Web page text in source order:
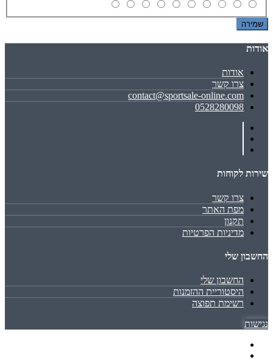
שמירה
אודות
אודות
צרו קשר
contact@sportsale-online.com
0528280098
שירות לקוחות
צרו קשר
מפת האתר
תקנון
מדיניות הפרטיות
החשבון שלי
החשבון שלי
היסטוריית ההזמנות
רשימת תפוצה
נגישות